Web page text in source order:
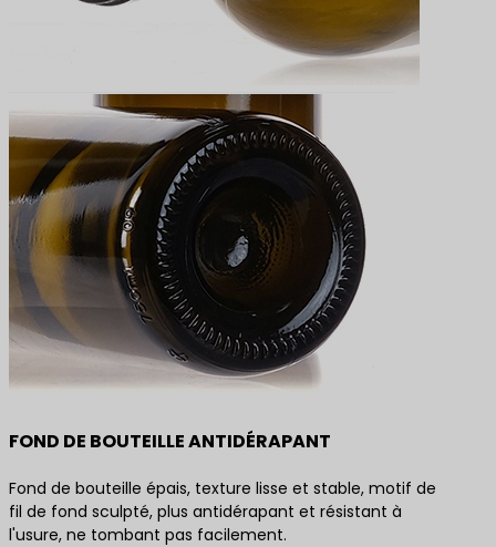
FOND DE BOUTEILLE ANTIDÉRAPANT
Fond de bouteille épais, texture lisse et stable, motif de
fil de fond sculpté, plus antidérapant et résistant à
l'usure, ne tombant pas facilement.